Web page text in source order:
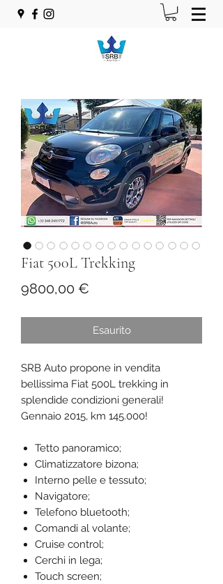
Fiat 500L Trekking
9800,00 €
Esaurito
SRB Auto propone in vendita
bellissima Fiat 500L trekking in
splendide condizioni generali!
Gennaio 2015, km 145.000!
Tetto panoramico;
Climatizzatore bizona;
Interno pelle e tessuto;
Navigatore;
Telefono bluetooth;
Comandi al volante;
Cruise control;
Cerchi in lega;
Touch screen;